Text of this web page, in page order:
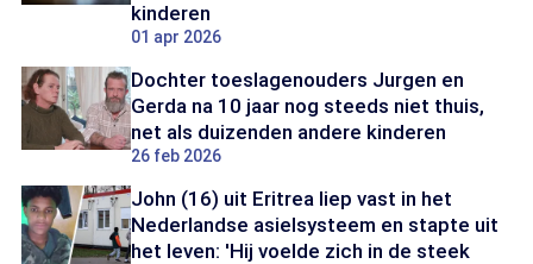
kinderen
01 apr 2026
Dochter toeslagenouders Jurgen en
Gerda na 10 jaar nog steeds niet thuis,
net als duizenden andere kinderen
26 feb 2026
John (16) uit Eritrea liep vast in het
Nederlandse asielsysteem en stapte uit
het leven: 'Hij voelde zich in de steek